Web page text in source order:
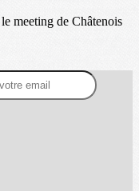
meeting de Châtenois